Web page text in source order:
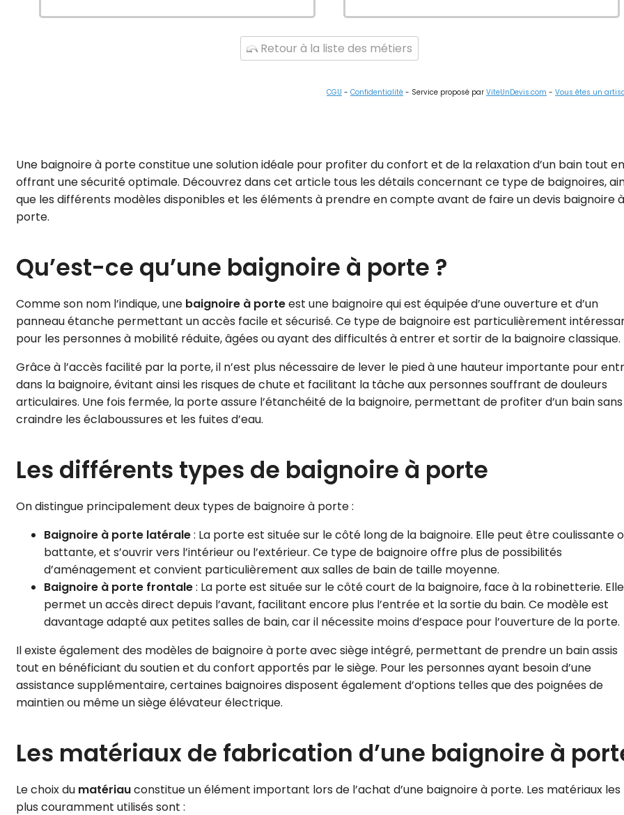
Retour à la liste des métiers
CGU - Confidentialité - Service proposé par ViteUnDevis.com - Vous êtes un
Une baignoire à porte constitue une solution idéale pour profiter du confort et de la relaxation d’un bain tout en
offrant une sécurité optimale. Découvrez dans cet article tous les détails concernant ce type de baignoires,
que les différents modèles disponibles et les éléments à prendre en compte avant de faire un devis baignoire à
porte.
Qu’est-ce qu’une baignoire à porte ?
Comme son nom l’indique, une baignoire à porteest une baignoire qui est équipée d’une ouverture et d’un
panneau étanche permettant un accès facile et sécurisé. Ce type de baignoire est particulièrement
pour les personnes à mobilité réduite, âgées ou ayant des difficultés à entrer et sortir de la baignoire classique.
Grâce à l’accès facilité par la porte, il n’est plus nécessaire de lever le pied à une hauteur importante pour
dans la baignoire, évitant ainsi les risques de chute et facilitant la tâche aux personnes souffrant de douleurs
articulaires. Une fois fermée, la porte assure l’étanchéité de la baignoire, permettant de profiter d’un bain sans
craindre les éclaboussures et les fuites d’eau.
Les différents types de baignoire à porte
On distingue principalement deux types de baignoire à porte :
Baignoire à porte latérale: La porte est située sur le côté long de la baignoire. Elle peut être coulissante
battante, et s’ouvrir vers l’intérieur ou l’extérieur. Ce type de baignoire offre plus de possibilités
d’aménagement et convient particulièrement aux salles de bain de taille moyenne.
Baignoire à porte frontale: La porte est située sur le côté court de la baignoire, face à la robinetterie. Elle
permet un accès direct depuis l’avant, facilitant encore plus l’entrée et la sortie du bain. Ce modèle est
davantage adapté aux petites salles de bain, car il nécessite moins d’espace pour l’ouverture de la porte.
Il existe également des modèles de baignoire à porte avec siège intégré, permettant de prendre un bain assis
tout en bénéficiant du soutien et du confort apportés par le siège. Pour les personnes ayant besoin d’une
assistance supplémentaire, certaines baignoires disposent également d’options telles que des poignées de
maintien ou même un siège élévateur électrique.
Les matériaux de fabrication d’une baignoire à
Le choix du matériauconstitue un élément important lors de l’achat d’une baignoire à porte. Les matériaux les
plus couramment utilisés sont :